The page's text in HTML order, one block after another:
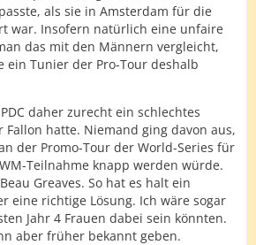
als sie in Amsterdam für die
war. Insofern natürlich eine unfaire
das mit den Männern vergleicht,
ein Tunier der Pro-Tour deshalb
daher zurecht ein schlechtes
Fallon hatte. Niemand ging davon aus,
der Promo-Tour der World-Series für
Teilnahme knapp werden würde.
Greaves. So hat es halt ein
eine richtige Lösung. Ich wäre sogar
Jahr 4 Frauen dabei sein könnten.
aber früher bekannt geben.